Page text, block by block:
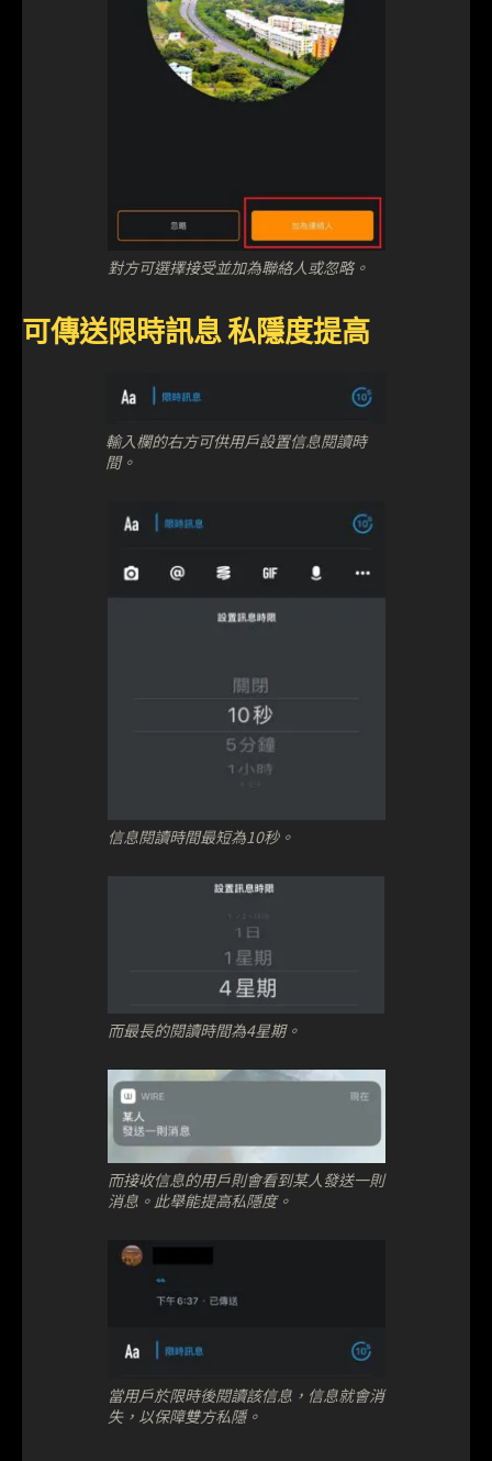
對方可選擇接受並加為聯絡人或忽略。
可傳送限時訊息 私隱度提高
輸入欄的右方可供用戶設置信息閱讀時
間。
信息閱讀時間最短為10秒。
而最長的閱讀時間為4星期。
而接收信息的用戶則會看到某人發送一則
消息。此舉能提高私隱度。
當用戶於限時後閱讀該信息，信息就會消
失，以保障雙方私隱。